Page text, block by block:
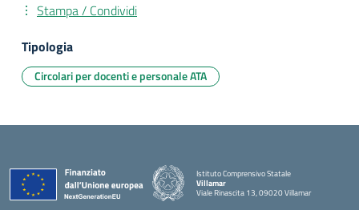
Stampa / Condividi
Tipologia
Circolari per docenti e personale ATA
Istituto Comprensivo Statale
Villamar
Viale Rinascita 13, 09020 Villamar